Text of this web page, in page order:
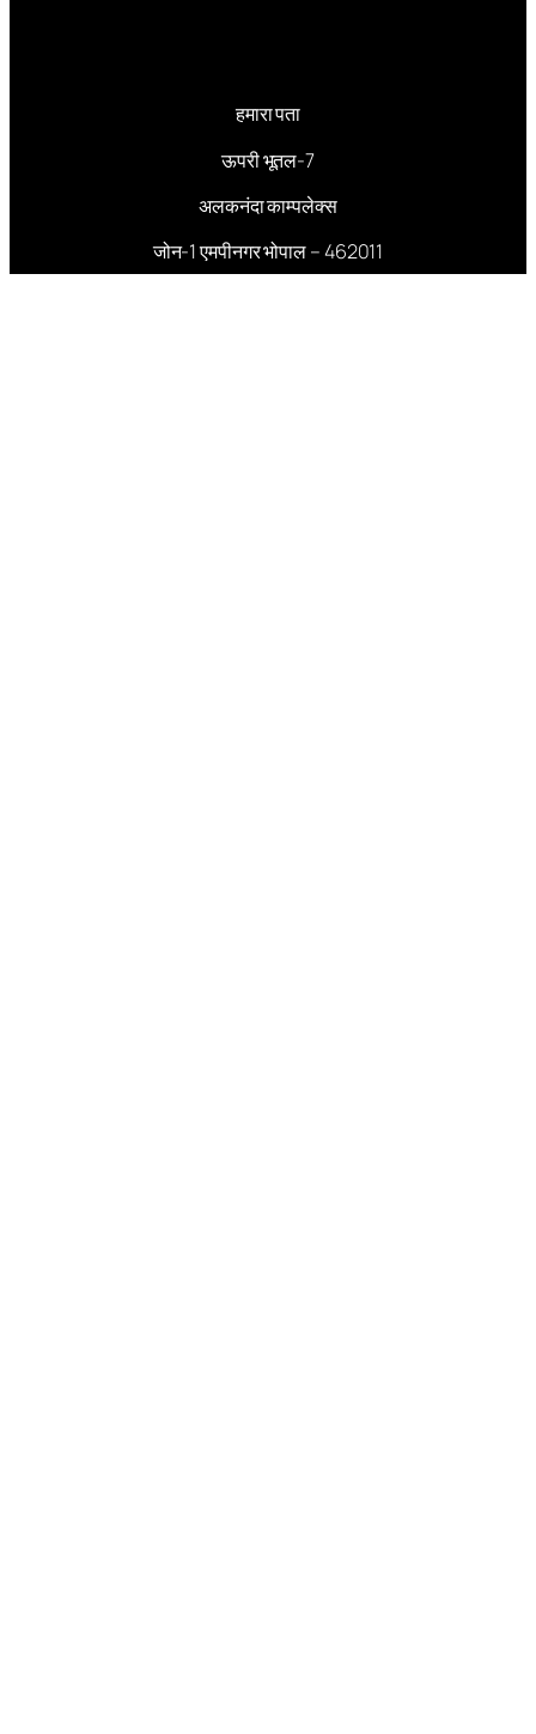
हमारा पता
ऊपरी भूतल-7
अलकनंदा काम्पलेक्स
जोन-1 एमपीनगर भोपाल – 462011